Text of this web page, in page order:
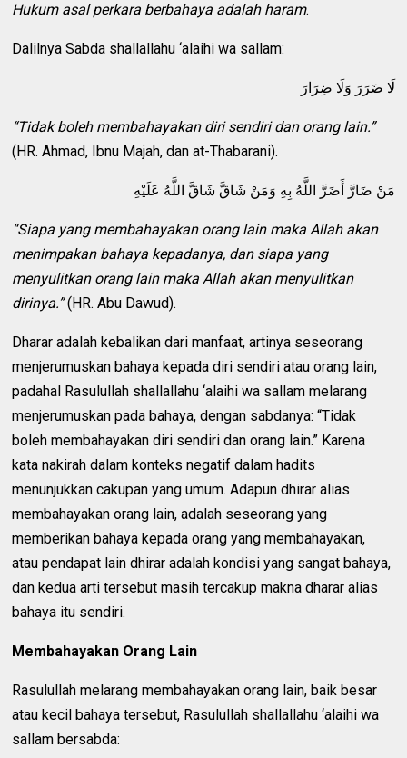
Hukum asal perkara berbahaya adalah haram.
Dalilnya Sabda shallallahu ‘alaihi wa sallam:
لَا ضَرَرَ وَلَا ضِرَارَ
“Tidak boleh membahayakan diri sendiri dan orang lain.”
(HR. Ahmad, Ibnu Majah, dan at-Thabarani).
مَنْ ضَارَّ أَضَرَّ اللَّهُ بِهِ وَمَنْ شَاقَّ شَاقَّ اللَّهُ عَلَيْهِ
“Siapa yang membahayakan orang lain maka Allah akan
menimpakan bahaya kepadanya, dan siapa yang
menyulitkan orang lain maka Allah akan menyulitkan
dirinya.”(HR. Abu Dawud).
Dharar adalah kebalikan dari manfaat, artinya seseorang
menjerumuskan bahaya kepada diri sendiri atau orang lain,
padahal Rasulullah shallallahu ‘alaihi wa sallam melarang
menjerumuskan pada bahaya, dengan sabdanya: “Tidak
boleh membahayakan diri sendiri dan orang lain.” Karena
kata nakirah dalam konteks negatif dalam hadits
menunjukkan cakupan yang umum. Adapun dhirar alias
membahayakan orang lain, adalah seseorang yang
memberikan bahaya kepada orang yang membahayakan,
atau pendapat lain dhirar adalah kondisi yang sangat bahaya,
dan kedua arti tersebut masih tercakup makna dharar alias
bahaya itu sendiri.
Membahayakan Orang Lain
Rasulullah melarang membahayakan orang lain, baik besar
atau kecil bahaya tersebut, Rasulullah shallallahu ‘alaihi wa
sallam bersabda: